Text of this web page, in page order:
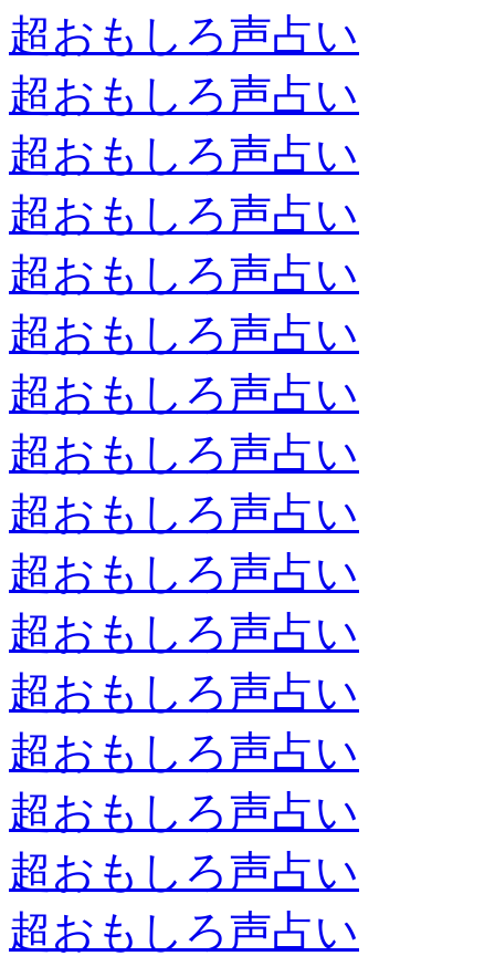
超おもしろ声占い
超おもしろ声占い
超おもしろ声占い
超おもしろ声占い
超おもしろ声占い
超おもしろ声占い
超おもしろ声占い
超おもしろ声占い
超おもしろ声占い
超おもしろ声占い
超おもしろ声占い
超おもしろ声占い
超おもしろ声占い
超おもしろ声占い
超おもしろ声占い
超おもしろ声占い